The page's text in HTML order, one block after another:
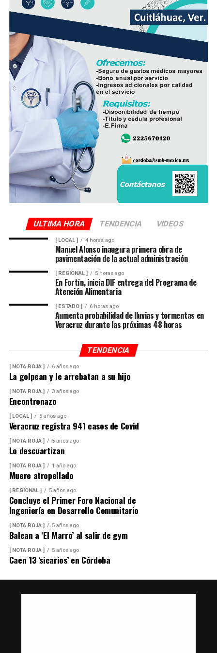
Nacional busca mantener la estrategia de seguridad
desplegada en el estado y reforzar la coordinación con
las autoridades responsables de la seguridad pública.
ULTIMA HORA TENDENCIA VIDEOS
[ LOCAL ] 4 horas ago
Manuel Alonso inaugura primera obra de
pavimentación de la actual administración
[ REGIONAL ] 5 horas ago
En Fortín, inicia DIF entrega del Programa de
Atención Alimentaria
[ ESTADO ] 6 horas ago
Aumenta probabilidad de lluvias y tormentas en
Veracruz durante las próximas 48 horas
TENDENCIA
[ NOTA ROJA ] 6 años ago
La golpean y le arrebatan a su hijo
[ NOTA ROJA ] 3 años ago
Encontronazo
[ LOCAL ] 5 años ago
Veracruz registra 941 casos de Covid
[ NOTA ROJA ] 5 años ago
Lo descuartizan
[ NOTA ROJA ] 1 año ago
Muere atropellado
[ REGIONAL ] 5 años ago
Concluye el Primer Foro Nacional de
Ingeniería en Desarrollo Comunitario
[ NOTA ROJA ] 5 años ago
Balean a ‘El Marro’ al salir de gym
[ NOTA ROJA ] 5 años ago
Caen 13 ‘sicarios’ en Córdoba